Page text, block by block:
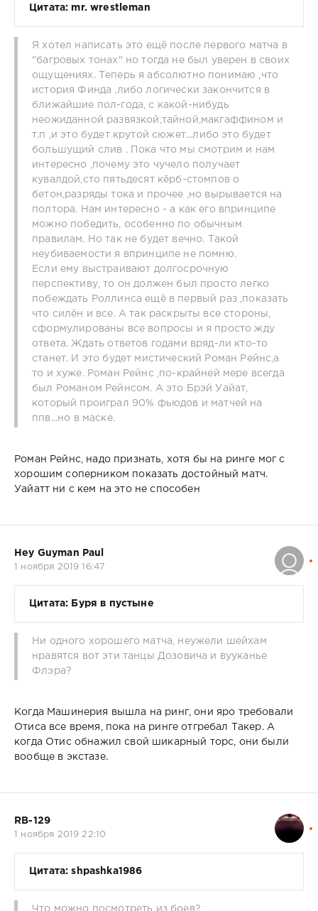
Цитата: mr. wrestleman
Я хотел написать это ещё после первого матча в
"багровых тонах" но тогда не был уверен в своих
ощущениях. Теперь я абсолютно понимаю ,что
история Финда ,либо логически закончится в
ближайшие пол-года, с какой-нибудь
неожиданной развязкой,тайной,макгаффином и
т.п ,и это будет крутой сюжет...либо это будет
большущий слив . Пока что мы смотрим и нам
интересно ,почему это чучело получает
кувалдой,сто пятьдесят кёрб-стомпов о
бетон,разряды тока и прочее ,но вырывается на
полтора. Нам интересно - а как его впринципе
можно победить, особенно по обычным
правилам. Но так не будет вечно. Такой
неубиваемости я впринципе не помню.
Если ему выстраивают долгосрочную
перспективу, то он должен был просто легко
побеждать Роллинса ещё в первый раз ,показать
что силён и все. А так раскрыты все стороны,
сформулированы все вопросы и я просто жду
ответа. Ждать ответов годами вряд-ли кто-то
станет. И это будет мистический Роман Рейнс,а
то и хуже. Роман Рейнс ,по-крайней мере всегда
был Романом Рейнсом. А это Брэй Уайат,
который проиграл 90% фьюдов и матчей на
ппв...но в маске.
Роман Рейнс, надо признать, хотя бы на ринге мог с
хорошим соперником показать достойный матч.
Уайатт ни с кем на это не способен
Hey Guyman Paul
1 ноября 2019 16:47
Цитата: Буря в пустыне
Ни одного хорошего матча, неужели шейхам
нравятся вот эти танцы Дозовича и вууканье
Флэра?
Когда Машинерия вышла на ринг, они яро требовали
Отиса все время, пока на ринге отгребал Такер. А
когда Отис обнажил свой шикарный торс, они были
вообще в экстазе.
RB-129
1 ноября 2019 22:10
Цитата: shpashka1986
Что можно посмотреть из боев?